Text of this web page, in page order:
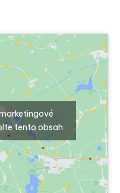
tento obsah